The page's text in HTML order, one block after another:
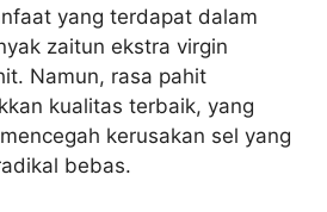
yang terdapat dalam
zaitun ekstra virgin
Namun, rasa pahit
kualitas terbaik, yang
kerusakan sel yang
bebas.